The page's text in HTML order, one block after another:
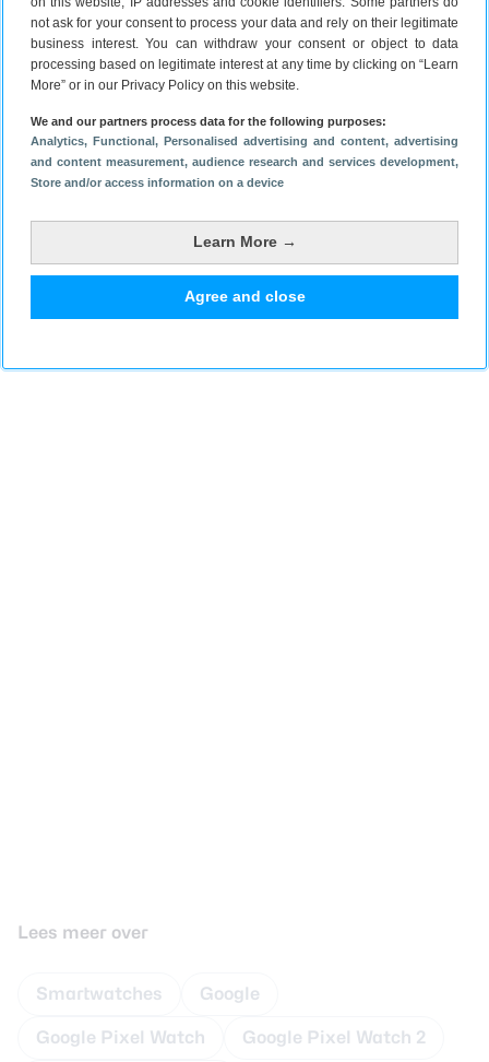
not ask for your consent to process your data and rely on their legitimate
business interest. You can withdraw your consent or object to data
processing based on legitimate interest at any time by clicking on “Learn
More” or in our Privacy Policy on this website.
We and our partners process data for the following purposes:
Analytics, Functional, Personalised advertising and content, advertising
and content measurement, audience research and services development,
Store and/or access information on a device
Learn More →
Agree and close
reactie achter in de comments.
Dit is hoe lang
Pixel Watch 3
Lees verder
Lees meer over
Smartwatches Google
Google Pixel Watch Google Pixel Watch 2